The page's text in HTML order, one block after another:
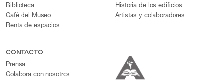
Biblioteca
Café del Museo
Renta de espacios
Historia de los edificios
Artistas y colaboradores
CONTACTO
Prensa
Colabora con nosotros